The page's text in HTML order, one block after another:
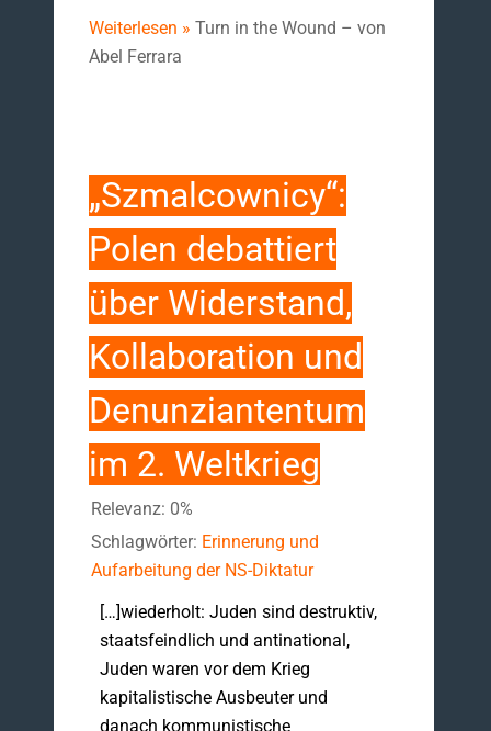
Weiterlesen » Turn in the Wound – von
Abel Ferrara
„Szmalcownicy“:
Polen debattiert
über Widerstand,
Kollaboration und
Denunziantentum
im 2. Weltkrieg
Relevanz: 0%
Schlagwörter: Erinnerung und
Aufarbeitung der NS-Diktatur
[…]wiederholt: Juden sind destruktiv,
staatsfeindlich und antinational,
Juden waren vor dem Krieg
kapitalistische Ausbeuter und
danach kommunistische